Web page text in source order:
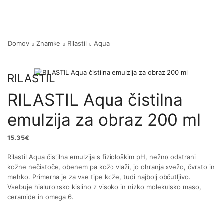
Domov Znamke Rilastil Aqua
RILASTIL
RILASTIL Aqua čistilna
emulzija za obraz 200 ml
15.35€
Rilastil Aqua čistilna emulzija s fiziološkim pH, nežno odstrani
kožne nečistoče, obenem pa kožo vlaži, jo ohranja svežo, čvrsto in
mehko. Primerna je za vse tipe kože, tudi najbolj občutljivo.
Vsebuje hialuronsko kislino z visoko in nizko molekulsko maso,
ceramide in omega 6.